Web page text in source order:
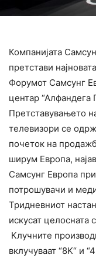
Компанијата
претстави
Форумот Самсунг
центар “Алфандега
Претставувањето
телевизори се
почеток на
ширум Европа,
Самсунг Европа
потрошувачи и
Тридневниот
искусат целосната
Клучните
вклучуваат “8K“ и